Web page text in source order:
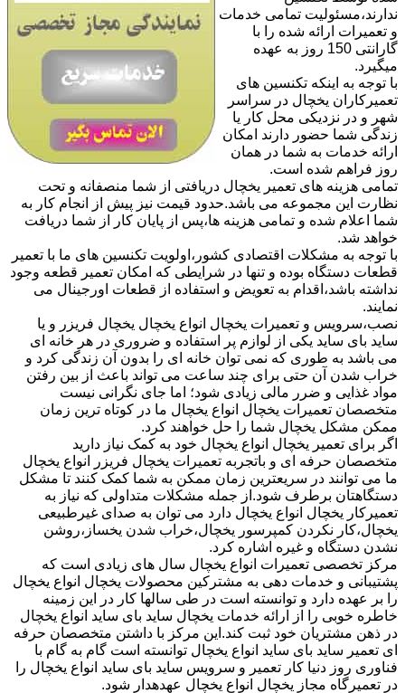
ندارند،مسئولیت تمامی خدمات
و تعمیرات ارائه شده را با
گارانتی 150 روز به عهده
میگیرد.
با توجه به اینکه تکنسین های
تعمیرکاران یخچال در سراسر
شهر و در نزدیکی محل کار یا
زندگی شما حضور دارند امکان
ارائه خدمات به شما در همان
روز فراهم شده است.
تمامی هزینه های تعمیر یخچال دریافتی از شما منصفانه و تحت
نظارت این مجموعه می باشد.حدود قیمت نیز پیش از انجام کار به
شما اعلام شده و تمامی هزینه ها،پس از پایان کار از شما دریافت
خواهد شد.
با توجه به مشکلات اقتصادی کشور،اولویت تکنسین های ما با تعمیر
قطعات دستگاه بوده و تنها در شرایطی که امکان تعمیر قطعه وجود
نداشته باشد،اقدام به تعویض و استفاده از قطعات اورجینال می
نمایند.
نصب،سرویس و تعمیرات یخچال انواع یخچال یخچال فریزر و یا
ساید بای ساید یکی از لوازم پر استفاده و ضروری در هر خانه ای
می باشد به طوری که نمی توان خانه ای را بدون آن زندگی کرد و
خراب شدن آن حتی برای چند ساعت می تواند باعث از بین رفتن
مواد غذایی و ضرر مالی زیادی شود؛ اما جای نگرانی نیست
متخصصان تعمیرات یخچال انواع یخچال ما در کوتاه ترین زمان
ممکن مشکل یخچال شما را حل خواهند کرد.
اگر برای تعمیر یخچال انواع یخچال خود به کمک نیاز دارید
متخصصان حرفه ای و باتجربه تعمیرات یخچال فریزر انواع یخچال
ما می توانند در سریعترین زمان ممکن به شما کمک کنند تا مشکل
دستگاهتان برطرف شود.از جمله مشکلات متداولی که نیاز به
تعمیرکار یخچال انواع یخچال دارد می توان به صدای غیرطبیعی
یخچال،کار نکردن کمپرسور یخچال،خراب شدن یخساز،روشن
نشدن دستگاه و غیره اشاره کرد.
مرکز تخصصی تعمیرات انواع یخچال سال های زیادی است که
پشتیبانی و خدمات دهی به مشترکین محصولات یخچال انواع یخچال
را بر عهده دارد و توانسته است در طی سالها کار در این زمینه
خاطره خوبی را از ارائه خدمات یخچال ساید بای ساید انواع یخچال
در ذهن مشتریان خود ثبت کند.این مرکز با داشتن متخصصان حرفه
ای تعمیر ساید بای ساید انواع یخچال توانسته است گام به گام با
فناوری روز دنیا کار تعمیر و سرویس ساید بای ساید انواع یخچال را
در تعمیرگاه مجاز یخچال انواع یخچال عهدهدار شود.